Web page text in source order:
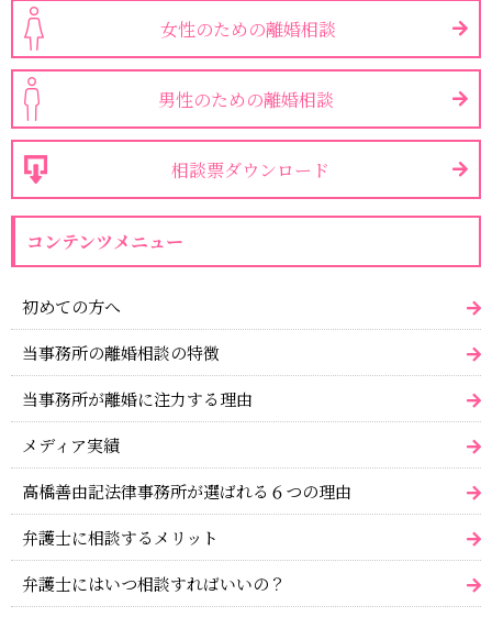
女性のための離婚相談
男性のための離婚相談
相談票ダウンロード
コンテンツメニュー
初めての方へ
当事務所の離婚相談の特徴
当事務所が離婚に注力する理由
メディア実績
高橋善由記法律事務所が選ばれる６つの理由
弁護士に相談するメリット
弁護士にはいつ相談すればいいの？